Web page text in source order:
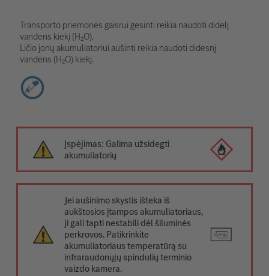
Transporto priemonės gaisrui gesinti reikia naudoti didelį
vandens kiekį (H₂O).
Ličio jonų akumuliatoriui aušinti reikia naudoti didesnį
vandens (H₂O) kiekį.
Įspėjimas: Galima užsidegti
akumuliatorių
Jei aušinimo skystis išteka iš
aukštosios įtampos akumuliatoriaus,
ji gali tapti nestabili dėl šiluminės
perkrovos. Patikrinkite
akumuliatoriaus temperatūrą su
infraraudonųjų spindulių terminio
vaizdo kamera.